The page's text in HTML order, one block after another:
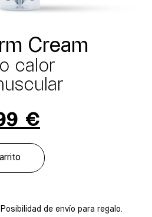
Cream
calor
€
Posibilidad de envío para regalo.